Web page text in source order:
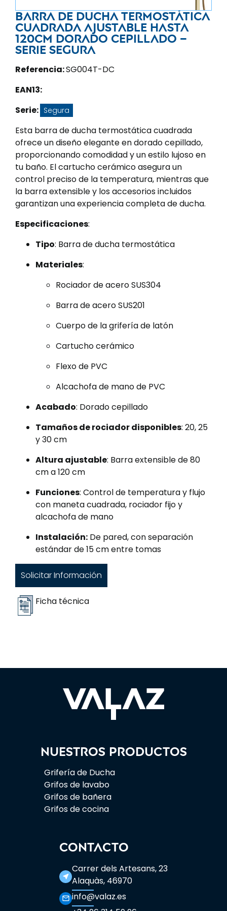
Barra de ducha termostática
cuadrada ajustable hasta
120CM dorado cepillado –
Serie Segura
Referencia:SG004T-DC
EAN13:
Serie: Segura
Esta barra de ducha termostática cuadrada
ofrece un diseño elegante en dorado cepillado,
proporcionando comodidad y un estilo lujoso en
tu baño. El cartucho cerámico asegura un
control preciso de la temperatura, mientras que
la barra extensible y los accesorios incluidos
garantizan una experiencia completa de ducha.
Especificaciones:
Tipo: Barra de ducha termostática
Materiales:
Rociador de acero SUS304
Barra de acero SUS201
Cuerpo de la grifería de latón
Cartucho cerámico
Flexo de PVC
Alcachofa de mano de PVC
Acabado: Dorado cepillado
Tamaños de rociador disponibles: 20, 25
y 30 cm
Altura ajustable: Barra extensible de 80
cm a 120 cm
Funciones: Control de temperatura y flujo
con maneta cuadrada, rociador fijo y
alcachofa de mano
Instalación: De pared, con separación
estándar de 15 cm entre tomas
Solicitar Información
Ficha técnica
Nuestros productos
Grifería de Ducha
Grifos de lavabo
Grifos de bañera
Grifos de cocina
CONTACTO
near_me
Carrer dels Artesans, 23
Alaquàs, 46970
mail_outline info@valaz.es